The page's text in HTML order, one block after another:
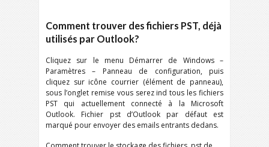
Comment trouver des fichiers PST, déjà
utilisés par Outlook?
Cliquez sur le menu Démarrer de Windows –
Paramètres – Panneau de configuration, puis
cliquez sur icône courrier (élément de panneau),
sous l’onglet remise vous serez ind tous les fichiers
PST qui actuellement connecté à la Microsoft
Outlook. Fichier pst d’Outlook par défaut est
marqué pour envoyer des emails entrants dedans.